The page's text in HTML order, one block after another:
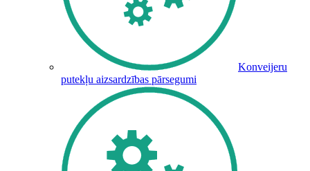
Konveijeru
putekļu aizsardzības pārsegumi